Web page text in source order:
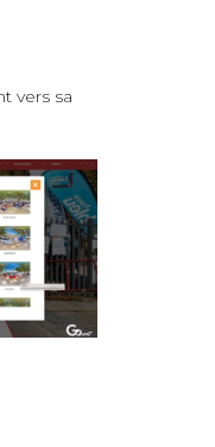
vers sa